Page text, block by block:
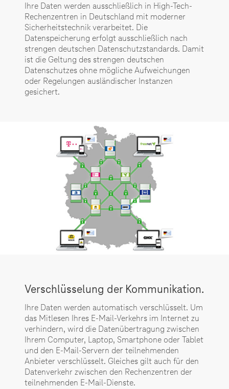
Ihre Daten werden ausschließlich in High-Tech-
Rechenzentren in Deutschland mit moderner
Sicherheitstechnik verarbeitet. Die
Datenspeicherung erfolgt ausschließlich nach
strengen deutschen Datenschutzstandards. Damit
ist die Geltung des strengen deutschen
Datenschutzes ohne mögliche Aufweichungen
oder Regelungen ausländischer Instanzen
gesichert.
Verschlüsselung der Kommunikation.
Ihre Daten werden automatisch verschlüsselt. Um
das Mitlesen Ihres E-Mail-Verkehrs im Internet zu
verhindern, wird die Datenübertragung zwischen
Ihrem Computer, Laptop, Smartphone oder Tablet
und den E-Mail-Servern der teilnehmenden
Anbieter verschlüsselt. Gleiches gilt auch für den
Datenverkehr zwischen den Rechenzentren der
teilnehmenden E-Mail-Dienste.